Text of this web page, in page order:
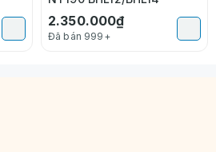
2.350.000₫
Đã bán 999+